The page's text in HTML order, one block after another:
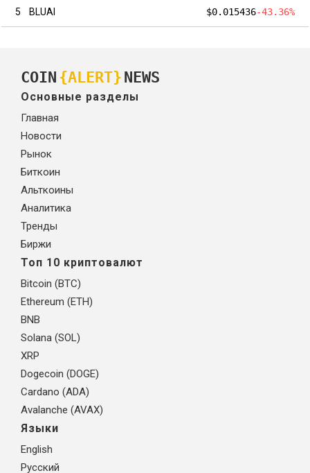
5
BLUAI $0.015436-43.36%
COIN {ALERT} NEWS
Основные разделы
Главная
Новости
Рынок
Биткоин
Альткоины
Аналитика
Тренды
Биржи
Топ 10 криптовалют
Bitcoin (BTC)
Ethereum (ETH)
BNB
Solana (SOL)
XRP
Dogecoin (DOGE)
Cardano (ADA)
Avalanche (AVAX)
Языки
English
Русский